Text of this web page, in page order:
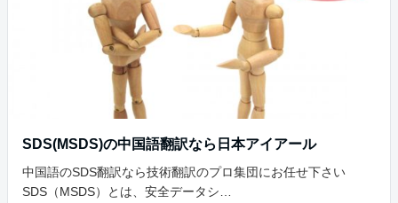
SDS(MSDS)の中国語翻訳なら日本アイアール
中国語のSDS翻訳なら技術翻訳のプロ集団にお任せ下さい
SDS（MSDS）とは、安全データシ…